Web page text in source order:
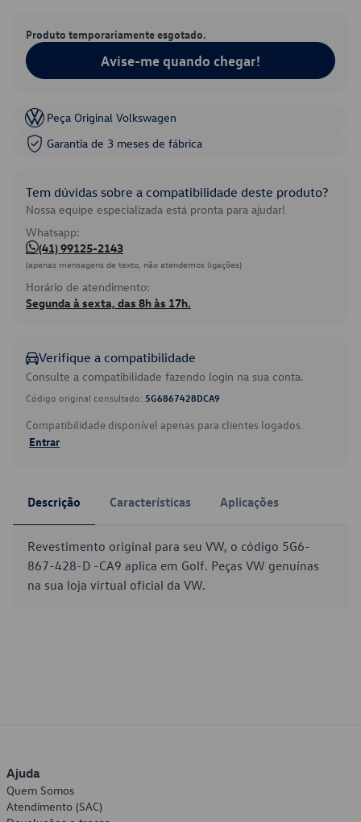
Produto temporariamente esgotado.
Avise-me quando chegar!
Peça Original Volkswagen
Garantia de 3 meses de fábrica
Tem dúvidas sobre a compatibilidade deste produto?
Nossa equipe especializada está pronta para ajudar!
Whatsapp:
(41) 99125-2143
(apenas mensagens de texto, não atendemos ligações)
Horário de atendimento:
Segunda à sexta, das 8h às 17h.
Verifique a compatibilidade
Consulte a compatibilidade fazendo login na sua conta.
Código original consultado: 5G6867428DCA9
Compatibilidade disponível apenas para clientes logados.
Entrar
Descrição Características Aplicações
Revestimento original para seu VW, o código 5G6-
867-428-D -CA9 aplica em Golf. Peças VW genuínas
na sua loja virtual oficial da VW.
Ajuda
Quem Somos
Atendimento (SAC)